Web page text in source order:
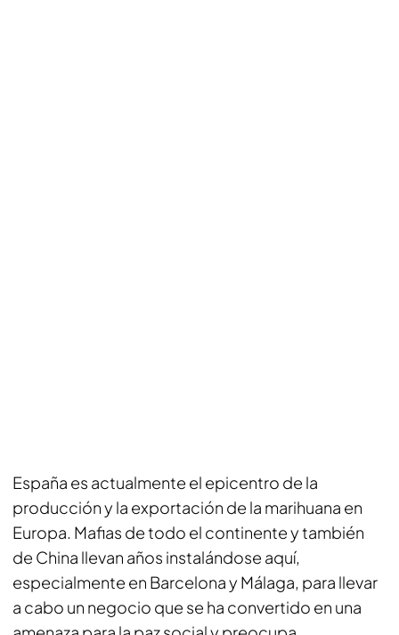
España es actualmente el epicentro de la
producción y la exportación de la marihuana en
Europa. Mafias de todo el continente y también
de China llevan años instalándose aquí,
especialmente en Barcelona y Málaga, para llevar
a cabo un negocio que se ha convertido en una